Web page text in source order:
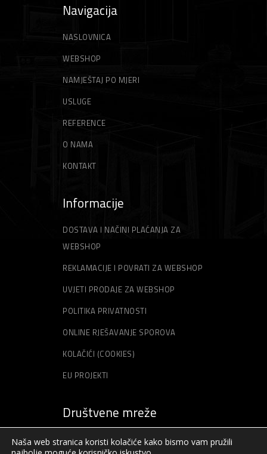
Navigacija
NASLOVNICA
WEBSHOP
NAMJEŠTAJ PO MJERI
USLUGE
REFERENCE
O NAMA
KONTAKT
Informacije
DOSTAVA I NAČINI PLAĆANJA ZA
WEBSHOP
REKLAMACIJE I POVRATI ZA WEBSHOP
UVJETI PRODAJE ZA WEBSHOP
POLITIKA PRIVATNOSTI
ONLINE RJEŠAVANJE SPOROVA
KOLAČIĆI (COOKIES)
EU PROJEKTI
Društvene mreže
Naša web stranica koristi kolačiće kako bismo vam pružili